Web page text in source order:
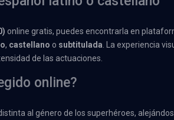
online gratis, puedes encontrarla en
, castellano o subtitulada . La experiencia
de las actuaciones.
online?
al género de los superhéroes,